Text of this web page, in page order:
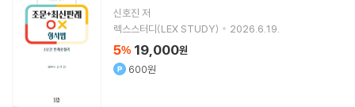
신호진 저
렉스스터디(LEX STUDY)
2026.6.19.
5% 19,000원
600원